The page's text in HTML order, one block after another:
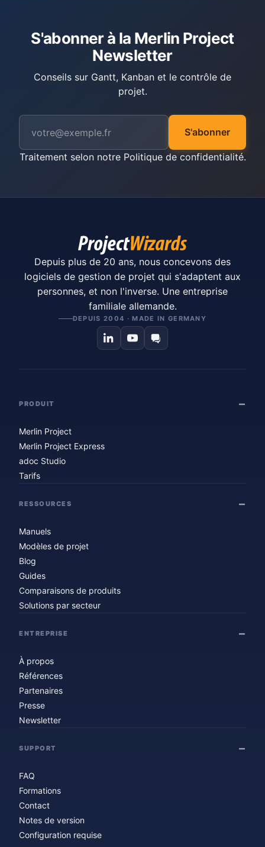
S'abonner à la Merlin Project
Newsletter
Conseils sur Gantt, Kanban et le contrôle de
projet.
S'abonner
Traitement selon notre Politique de confidentialité.
Depuis plus de 20 ans, nous concevons des
logiciels de gestion de projet qui s'adaptent aux
personnes, et non l'inverse. Une entreprise
familiale allemande.
DEPUIS 2004 · MADE IN GERMANY
PRODUIT
Merlin Project
Merlin Project Express
adoc Studio
Tarifs
RESSOURCES
Manuels
Modèles de projet
Blog
Guides
Comparaisons de produits
Solutions par secteur
ENTREPRISE
À propos
Références
Partenaires
Presse
Newsletter
SUPPORT
FAQ
Formations
Contact
Notes de version
Configuration requise